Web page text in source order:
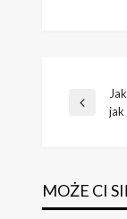
Poprzedni
jak
MOŻE CI